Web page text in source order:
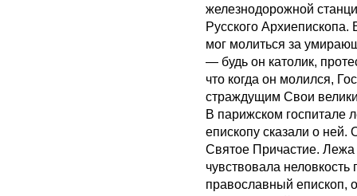
железнодорожной
Русского Архиепископа.
мог молиться за
— будь он католик,
что когда он молился,
страждущим Свои
В парижском госпитале
епископу сказали о ней.
Святое Причастие. Лежа
чувствовала
православный епископ,